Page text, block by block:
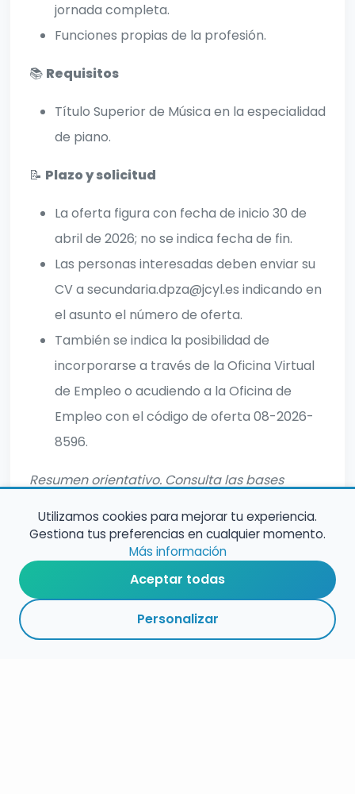
jornada completa.
Funciones propias de la profesión.
📚 Requisitos
Título Superior de Música en la especialidad
de piano.
📝 Plazo y solicitud
La oferta figura con fecha de inicio 30 de
abril de 2026; no se indica fecha de fin.
Las personas interesadas deben enviar su
CV a secundaria.dpza@jcyl.es indicando en
el asunto el número de oferta.
También se indica la posibilidad de
incorporarse a través de la Oficina Virtual
de Empleo o acudiendo a la Oficina de
Empleo con el código de oferta 08-2026-
8596.
Resumen orientativo. Consulta las bases
RESUMEN PLAZOS ESPECIALIDAD ENLACES SEGUIR
Utilizamos cookies para mejorar tu experiencia.
Gestiona tus preferencias en cualquier momento.
Más información
Aceptar todas
Personalizar